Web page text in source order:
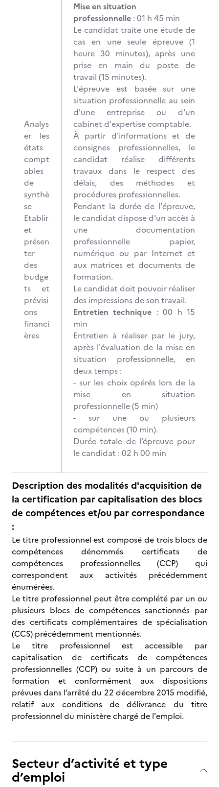
Analys
er les
états
compt
ables
de
synthè
se
Etablir
et
présen
ter
des
budge
ts et
prévisi
ons
financi
ères
Mise en situation
professionnelle : 01 h 45 min
Le candidat traite une étude de
cas en une seule épreuve (1
heure 30 minutes), après une
prise en main du poste de
travail (15 minutes).
L'épreuve est basée sur une
situation professionnelle au sein
d'une entreprise ou d'un
cabinet d'expertise comptable.
À partir d'informations et de
consignes professionnelles, le
candidat réalise différents
travaux dans le respect des
délais, des méthodes et
procédures professionnelles.
Pendant la durée de l'épreuve,
le candidat dispose d'un accès à
une documentation
professionnelle papier,
numérique ou par Internet et
aux matrices et documents de
formation.
Le candidat doit pouvoir réaliser
des impressions de son travail.
Entretien technique : 00 h 15
min
Entretien à réaliser par le jury,
après l'évaluation de la mise en
situation professionnelle, en
deux temps :
- sur les choix opérés lors de la
mise en situation
professionnelle (5 min)
- sur une ou plusieurs
compétences (10 min).
Durée totale de l’épreuve pour
le candidat : 02 h 00 min
Description des modalités d'acquisition de
la certification par capitalisation des blocs
de compétences et/ou par correspondance
:
Le titre professionnel est composé de trois blocs de
compétences dénommés certificats de
compétences professionnelles (CCP) qui
correspondent aux activités précédemment
énumérées.
Le titre professionnel peut être complété par un ou
plusieurs blocs de compétences sanctionnés par
des certificats complémentaires de spécialisation
(CCS) précédemment mentionnés.
Le titre professionnel est accessible par
capitalisation de certificats de compétences
professionnelles (CCP) ou suite à un parcours de
formation et conformément aux dispositions
prévues dans l’arrêté du 22 décembre 2015 modifié,
relatif aux conditions de délivrance du titre
professionnel du ministère chargé de l'emploi.
Secteur d’activité et type
d’emploi